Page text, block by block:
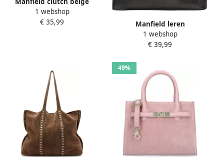
1 webshop
€ 35,99
Manfield leren
portemonnee zwart
1 webshop
€ 39,99
49%